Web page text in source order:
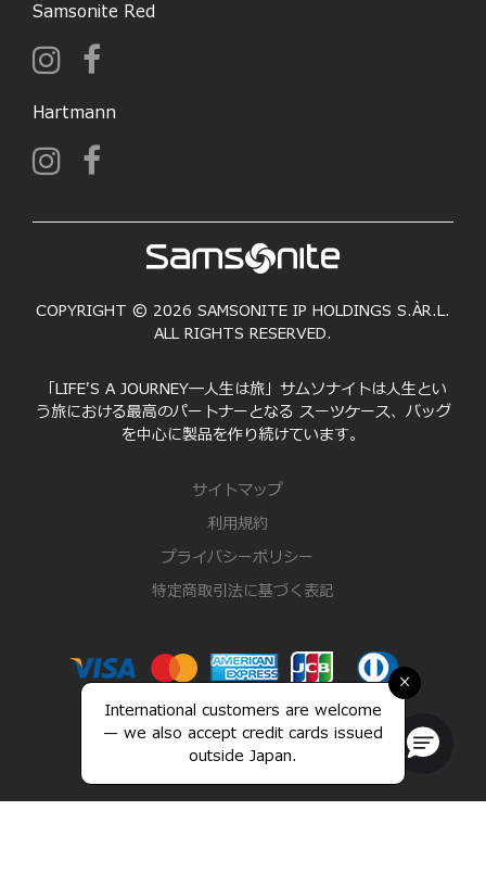
×
International customers are welcome
— we also accept credit cards issued
outside Japan.
Samsonite Red
Hartmann
COPYRIGHT © 2026 SAMSONITE IP HOLDINGS S.ÀR.L.
ALL RIGHTS RESERVED.
「LIFE'S A JOURNEY―人生は旅」サムソナイトは人生とい
う旅における最高のパートナーとなる スーツケース、バッグ
を中心に製品を作り続けています。
サイトマップ
利用規約
プライバシーポリシー
特定商取引法に基づく表記